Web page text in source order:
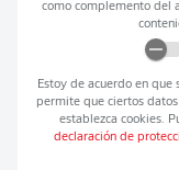
como complemento del
Estoy de acuerdo en
permite que ciertos
establezca cookies.
declaración de